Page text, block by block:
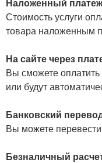
Наложенный
Стоимость услуги
товара наложенным
На сайте через
Вы сможете оплатить
или будут
Банковский
Вы можете
Безналичный